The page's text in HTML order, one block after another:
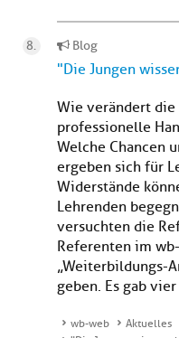
Blog
"Die Jungen
Wie verändert
professionelle
Welche Chancen
ergeben sich für
Widerstände
Lehrenden
versuchten die
Referenten im
„Weiterbildungs-
geben. Es gab vier
wb-web
Aktuelles